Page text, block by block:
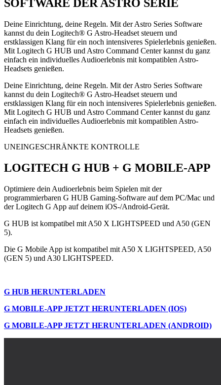
SOFTWARE DER ASTRO SERIE
Deine Einrichtung, deine Regeln. Mit der Astro Series Software
kannst du dein Logitech® G Astro-Headset steuern und
erstklassigen Klang für ein noch intensiveres Spielerlebnis genießen.
Mit Logitech G HUB und Astro Command Center kannst du ganz
einfach ein individuelles Audioerlebnis mit kompatiblen Astro-
Headsets genießen.
Deine Einrichtung, deine Regeln. Mit der Astro Series Software
kannst du dein Logitech® G Astro-Headset steuern und
erstklassigen Klang für ein noch intensiveres Spielerlebnis genießen.
Mit Logitech G HUB und Astro Command Center kannst du ganz
einfach ein individuelles Audioerlebnis mit kompatiblen Astro-
Headsets genießen.
UNEINGESCHRÄNKTE KONTROLLE
LOGITECH G HUB + G MOBILE-APP
Optimiere dein Audioerlebnis beim Spielen mit der
programmierbaren G HUB Gaming-Software auf dem PC/Mac und
der Logitech G App auf deinem iOS-/Android-Gerät.
G HUB ist kompatibel mit A50 X LIGHTSPEED und A50 (GEN
5).
Die G Mobile App ist kompatibel mit A50 X LIGHTSPEED, A50
(GEN 5) und A30 LIGHTSPEED.
G HUB HERUNTERLADEN
G MOBILE-APP JETZT HERUNTERLADEN (IOS)
G MOBILE-APP JETZT HERUNTERLADEN (ANDROID)